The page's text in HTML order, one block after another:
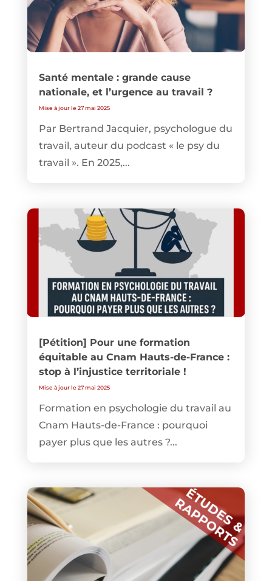
Santé mentale : grande cause
nationale, et l’urgence au travail ?
Mise à jour le 27 mai 2025
Par Bertrand Jacquier, psychologue du
travail, auteur du podcast « le psy du
travail ». En 2025,...
[Pétition] Pour une formation
équitable au Cnam Hauts-de-France :
stop à l’injustice territoriale !
Mise à jour le 27 mai 2025
Formation en psychologie du travail au
Cnam Hauts-de-France : pourquoi
payer plus que les autres ?...